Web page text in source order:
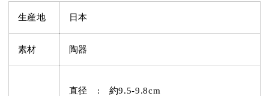
生産地 日本
素材 陶器
直径 : 約9.5-9.8cm